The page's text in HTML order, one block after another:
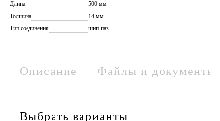
Длина
500 мм
Толщина
14 мм
Тип соединения
шип-паз
Описание Файлы и документы
Выбрать варианты